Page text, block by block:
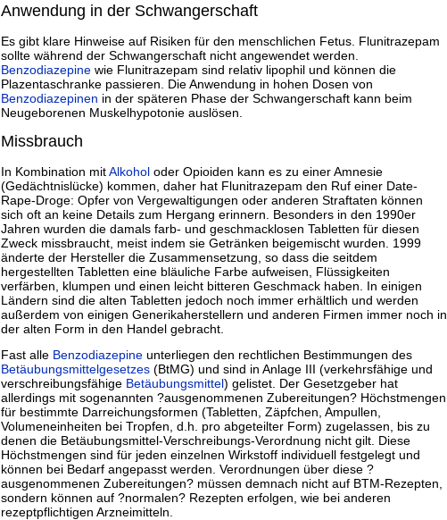
Anwendung in der Schwangerschaft
Es gibt klare Hinweise auf Risiken für den menschlichen Fetus. Flunitrazepam
sollte während der Schwangerschaft nicht angewendet werden.
Benzodiazepine wie Flunitrazepam sind relativ lipophil und können die
Plazentaschranke passieren. Die Anwendung in hohen Dosen von
Benzodiazepinen in der späteren Phase der Schwangerschaft kann beim
Neugeborenen Muskelhypotonie auslösen.
Missbrauch
In Kombination mitAlkohol oder Opioiden kann es zu einer Amnesie
(Gedächtnislücke) kommen, daher hat Flunitrazepam den Ruf einer Date-
Rape-Droge: Opfer von Vergewaltigungen oder anderen Straftaten können
sich oft an keine Details zum Hergang erinnern. Besonders in den 1990er
Jahren wurden die damals farb- und geschmacklosen Tabletten für diesen
Zweck missbraucht, meist indem sie Getränken beigemischt wurden. 1999
änderte der Hersteller die Zusammensetzung, so dass die seitdem
hergestellten Tabletten eine bläuliche Farbe aufweisen, Flüssigkeiten
verfärben, klumpen und einen leicht bitteren Geschmack haben. In einigen
Ländern sind die alten Tabletten jedoch noch immer erhältlich und werden
außerdem von einigen Generikaherstellern und anderen Firmen immer noch in
der alten Form in den Handel gebracht.
Fast alle Benzodiazepine unterliegen den rechtlichen Bestimmungen des
Betäubungsmittelgesetzes (BtMG) und sind in Anlage III (verkehrsfähige und
verschreibungsfähige Betäubungsmittel) gelistet. Der Gesetzgeber hat
allerdings mit sogenannten ?ausgenommenen Zubereitungen? Höchstmengen
für bestimmte Darreichungsformen (Tabletten, Zäpfchen, Ampullen,
Volumeneinheiten bei Tropfen, d.h. pro abgeteilter Form) zugelassen, bis zu
denen die Betäubungsmittel-Verschreibungs-Verordnung nicht gilt. Diese
Höchstmengen sind für jeden einzelnen Wirkstoff individuell festgelegt und
können bei Bedarf angepasst werden. Verordnungen über diese ?
ausgenommenen Zubereitungen? müssen demnach nicht auf BTM-Rezepten,
sondern können auf ?normalen? Rezepten erfolgen, wie bei anderen
rezeptpflichtigen Arzneimitteln.